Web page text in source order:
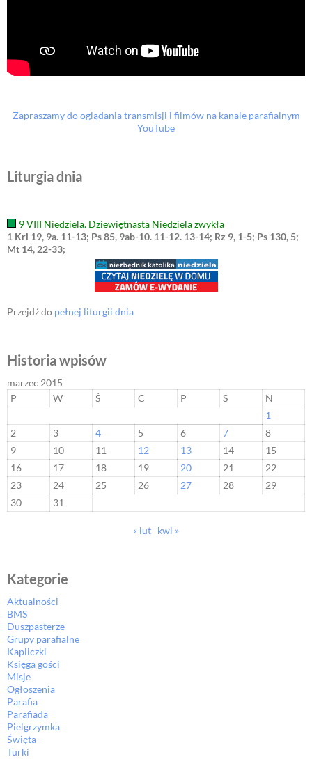
Zapraszamy do oglądania transmisji i filmów na kanale parafialnym
YouTube
Liturgia dnia
9 VIII Niedziela. Dziewiętnasta Niedziela zwykła
1 Krl 19, 9a. 11-13; Ps 85, 9ab-10. 11-12. 13-14; Rz 9, 1-5; Ps 130, 5;
Mt 14, 22-33;
Przejdź do pełnej liturgii dnia
Historia wpisów
marzec 2015
P
W Ś C P S
N
1
2
3 4 5 6 7
8
9
10 11 12 13 14
15
16
17 18 19 20 21
22
23
24 25 26 27 28
29
30
31
« lut kwi »
Kategorie
Aktualności
BMS
Duszpasterze
Grupy parafialne
Kapliczki
Księga gości
Misje
Ogłoszenia
Parafia
Parafiada
Pielgrzymka
Święta
Turki